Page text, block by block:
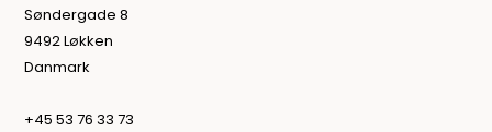
Søndergade 8
9492 Løkken
Danmark
+45 53 76 33 73